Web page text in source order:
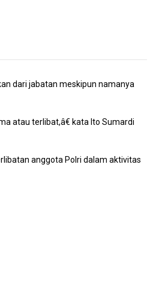
dari jabatan meskipun namanya
atau terlibat,â€ kata Ito Sumardi
anggota Polri dalam aktivitas